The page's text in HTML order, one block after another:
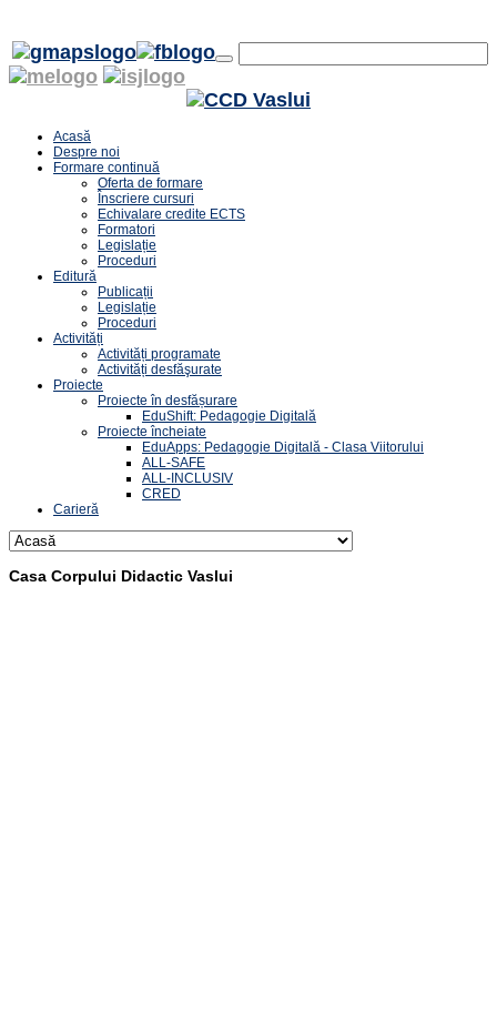
Acasă
Despre noi
Formare continuă
Oferta de formare
Înscriere cursuri
Echivalare credite ECTS
Formatori
Legislație
Proceduri
Editură
Publicații
Legislație
Proceduri
Activități
Activități programate
Activități desfăşurate
Proiecte
Proiecte în desfășurare
EduShift: Pedagogie Digitală
Proiecte încheiate
EduApps: Pedagogie Digitală - Clasa Viitorului
ALL-SAFE
ALL-INCLUSIV
CRED
Carieră
Casa Corpului Didactic Vaslui